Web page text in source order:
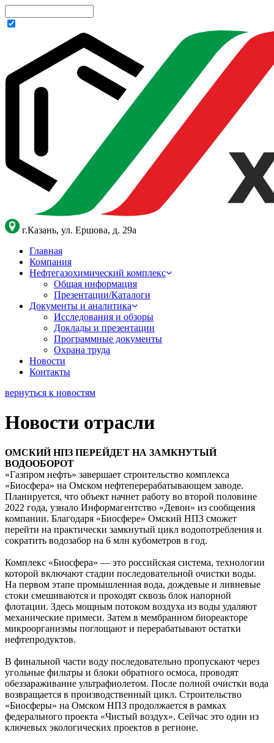
г.Казань, ул. Ершова, д. 29а
Главная
Компания
Нефтегазохимический комплекс
Общая информация
Презентации/Каталоги
Документы и аналитика
Исследования и обзоры
Доклады и презентации
Программные документы
Охрана труда
Новости
Контакты
вернуться к новостям
Новости отрасли
ОМСКИЙ НПЗ ПЕРЕЙДЕТ НА ЗАМКНУТЫЙ
ВОДООБОРОТ
«Газпром нефть» завершает строительство комплекса
«Биосфера» на Омском нефтеперерабатывающем заводе.
Планируется, что объект начнет работу во второй половине
2022 года, узнало Информагентство «Девон» из сообщения
компании. Благодаря «Биосфере» Омский НПЗ сможет
перейти на практически замкнутый цикл водопотребления и
сократить водозабор на 6 млн кубометров в год.
Комплекс «Биосфера» — это российская система, технологии
которой включают стадии последовательной очистки воды.
На первом этапе промышленная вода, дождевые и ливневые
стоки смешиваются и проходят сквозь блок напорной
флотации. Здесь мощным потоком воздуха из воды удаляют
механические примеси. Затем в мембранном биореакторе
микроорганизмы поглощают и перерабатывают остатки
нефтепродуктов.
В финальной части воду последовательно пропускают через
угольные фильтры и блоки обратного осмоса, проводят
обеззараживание ультрафиолетом. После полной очистки вода
возвращается в производственный цикл. Строительство
«Биосферы» на Омском НПЗ продолжается в рамках
федерального проекта «Чистый воздух». Сейчас это один из
ключевых экологических проектов в регионе.